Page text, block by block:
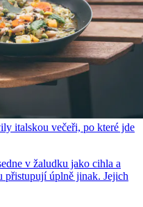
italskou večeři, po které jde
v žaludku jako cihla a
přistupují úplně jinak. Jejich